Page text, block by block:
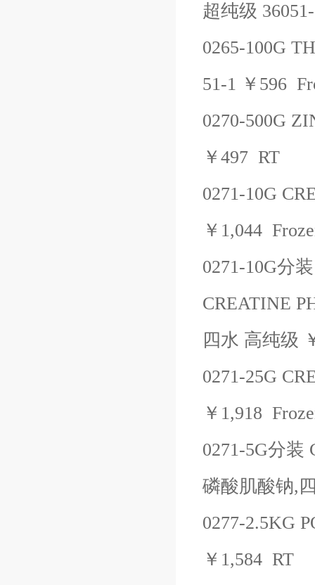
超纯级
0265-100G
51-1 ￥ 596
0270-500G
￥ 497 RT
0271-10G
￥ 1,044
0271-10G分装
CREATINE
四水 高纯级
0271-25G
￥ 1,918
0271-5G分装
磷酸肌酸钠,
0277-2.5KG
￥ 1,584 RT